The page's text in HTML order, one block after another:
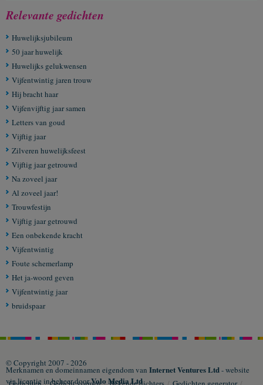
Relevante gedichten
Huwelijksjubileum
50 jaar huwelijk
Huwelijks gelukwensen
Vijfentwintig jaren trouw
Hij bracht haar
Vijfenvijftig jaar samen
Letters van goud
Vijftig jaar
Zilveren huwelijksfeest
Vijftig jaar getrouwd
Na zoveel jaar
Al zoveel jaar!
Trouwfestijn
Vijftig jaar getrouwd
Een onbekende kracht
Vijfentwintig
Foute schemerlamp
Het ja-woord geven
Vijfentwintig jaar
bruidspaar
© Copyright 2007 - 2026
Merknamen en domeinnamen eigendom van Internet Ventures Ltd- website
via licentie in beheer doorVolo Media Ltd